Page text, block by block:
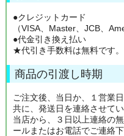
●クレジットカード
（VISA、Master、JCB、
●代金引き換え払い
★代引き手数料は無料です。
商品の引渡し時期
ご注文後、当日か、１営業
共に、発送日を連絡させてい
当店から、３日以上連絡の
ールまたはお電話でご連絡下